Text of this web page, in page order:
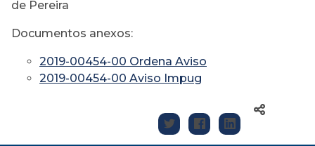
de Pereira
Documentos anexos:
2019-00454-00 Ordena Aviso
2019-00454-00 Aviso Impug